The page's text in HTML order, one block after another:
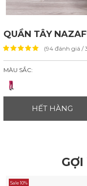
QUẦN TÂY
(94 đánh giá /
MÀU SẮC:
HẾT HÀNG
Sale 10%